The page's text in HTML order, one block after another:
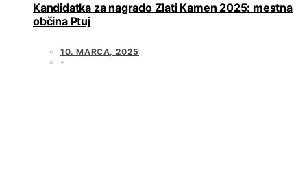
Kandidatka za nagrado Zlati Kamen 2025: mestna
občina Ptuj
10. MARCA, 2025